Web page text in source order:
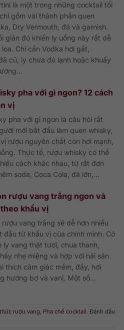
là một trong những cocktail tối
gồm vài thành phần quen
Dry Vermouth, đá và garnish.
giản đó khiến ly uống này rất dễ
Chỉ cần Vodka hơi gắt,
cũ, ly chưa đủ lạnh hoặc khuấy
pha với gì ngon? 12 cách
vị
pha với gì ngon là câu hỏi rất
mới bắt đầu làm quen whisky,
rượu nguyên chất còn hơi mạnh,
Thực tế, rượu whisky có thể
cách khác nhau, từ rất đơn
soda, Coca Cola, đá lớn,...
rượu vang trắng ngon và
khẩu vị
rượu vang trắng sẽ dễ hơn nhiều
đầu từ khẩu vị của chính mình. Có
ly vang thật tươi, chua thanh,
nhẹ miệng và hợp với hải sản.
thích cảm giác mềm, đầy, hơi
hương bơ và vani. Một số...
rượu vang Pha chế cocktail. Đánh dấu